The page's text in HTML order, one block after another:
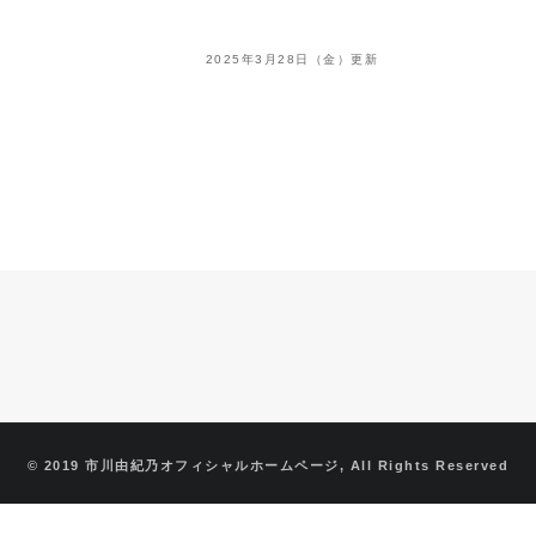
2025年3月28日（金）更新
© 2019 市川由紀乃オフィシャルホームページ, All Rights Reserved